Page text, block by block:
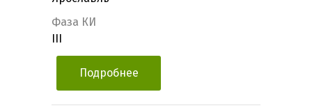
Фаза КИ
Подробнее